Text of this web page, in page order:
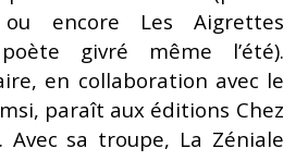
ou encore Les Aigrettes
givré même l’été).
en collaboration avec le
paraît aux éditions Chez
Avec sa troupe, La Zéniale